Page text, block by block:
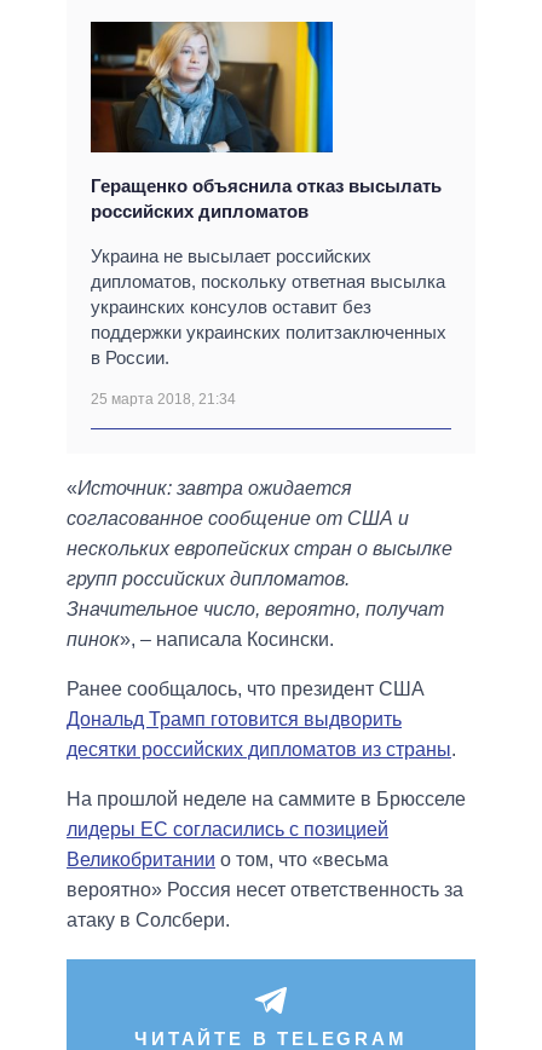
Геращенко объяснила отказ высылать
российских дипломатов
Украина не высылает российских
дипломатов, поскольку ответная высылка
украинских консулов оставит без
поддержки украинских политзаключенных
в России.
25 марта 2018, 21:34
«Источник: завтра ожидается
согласованное сообщение от США и
нескольких европейских стран о высылке
групп российских дипломатов.
Значительное число, вероятно, получат
пинок», – написала Косински.
Ранее сообщалось, что президент США
Дональд Трамп готовится выдворить
десятки российских дипломатов из страны.
На прошлой неделе на саммите в Брюсселе
лидеры ЕС согласились с позицией
Великобритании о том, что «весьма
вероятно» Россия несет ответственность за
атаку в Солсбери.
ЧИТАЙТЕ В TELEGRAM